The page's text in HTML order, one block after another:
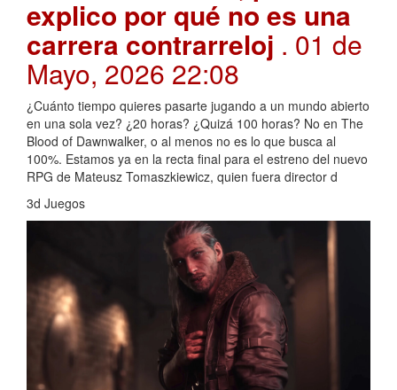
explico por qué no es una
carrera contrarreloj . 01 de
Mayo, 2026 22:08
¿Cuánto tiempo quieres pasarte jugando a un mundo abierto
en una sola vez? ¿20 horas? ¿Quizá 100 horas? No en The
Blood of Dawnwalker, o al menos no es lo que busca al
100%. Estamos ya en la recta final para el estreno del nuevo
RPG de Mateusz Tomaszkiewicz, quien fuera director d
3d Juegos